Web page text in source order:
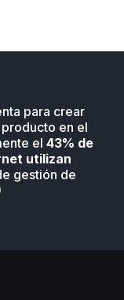
para crear
en el
el 43% de
utilizan
gestión de